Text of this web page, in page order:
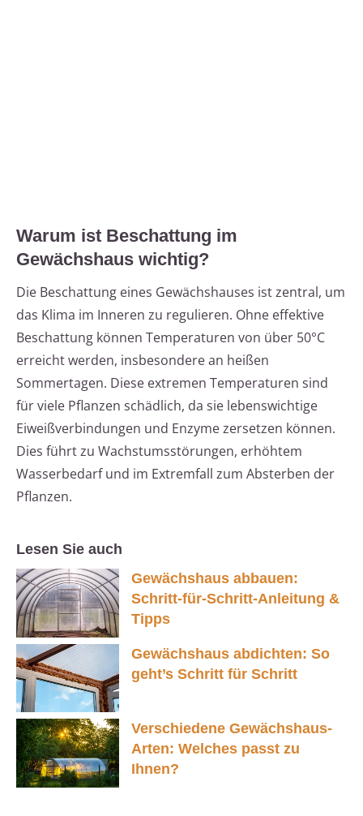
Warum ist Beschattung im
Gewächshaus wichtig?
Die Beschattung eines Gewächshauses ist zentral, um
das Klima im Inneren zu regulieren. Ohne effektive
Beschattung können Temperaturen von über 50°C
erreicht werden, insbesondere an heißen
Sommertagen. Diese extremen Temperaturen sind
für viele Pflanzen schädlich, da sie lebenswichtige
Eiweißverbindungen und Enzyme zersetzen können.
Dies führt zu Wachstumsstörungen, erhöhtem
Wasserbedarf und im Extremfall zum Absterben der
Pflanzen.
Lesen Sie auch
Gewächshaus abbauen:
Schritt-für-Schritt-Anleitung &
Tipps
Gewächshaus abdichten: So
geht’s Schritt für Schritt
Verschiedene Gewächshaus-
Arten: Welches passt zu
Ihnen?